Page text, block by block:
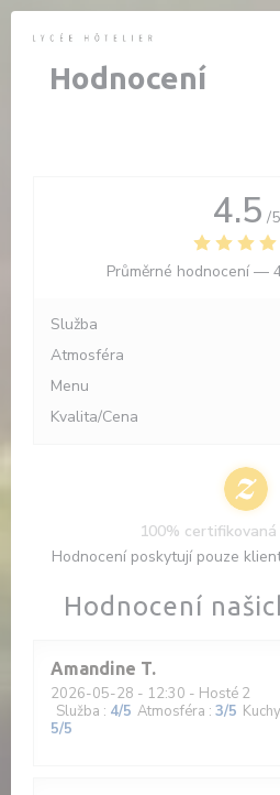
Panel pro správu cookies
Hodnocení
Hodnocení
Amandine T
2026-05-28 - 12:30 - Hosté 2
Služba : 4/5 Atmosféra : 3/5
5/5
4.5 /5
Průměrné hodnocení —
Služba
Atmosféra
Menu
Kvalita/Cena
100%
Hodnocení poskytují pouze